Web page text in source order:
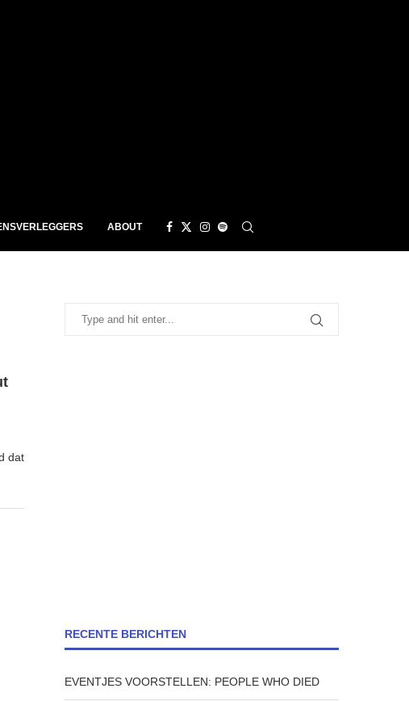
ABOUT
dat
RECENTE BERICHTEN
EVENTJES VOORSTELLEN: PEOPLE WHO DIED